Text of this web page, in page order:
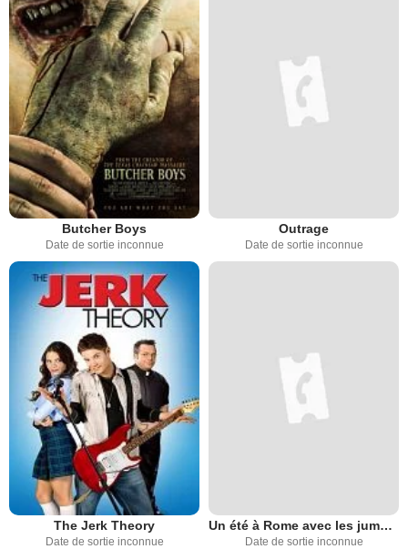
Butcher Boys
Date de sortie inconnue
Outrage
Date de sortie inconnue
The Jerk Theory
Date de sortie inconnue
Un été à Rome avec les jumelles
Date de sortie inconnue